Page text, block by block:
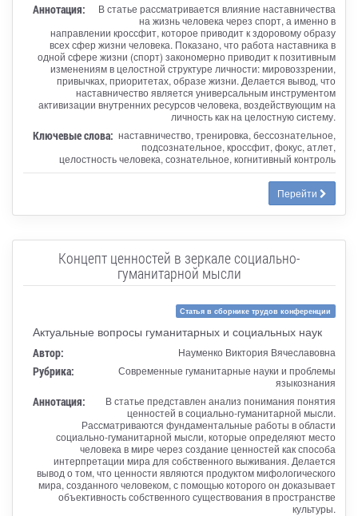
Аннотация:
В статье рассматривается влияние наставничества
на жизнь человека через спорт, а именно в
направлении кроссфит, которое приводит к здоровому образу
всех сфер жизни человека. Показано, что работа наставника в
одной сфере жизни (спорт) закономерно приводит к позитивным
изменениям в целостной структуре личности: мировоззрении,
привычках, приоритетах, образе жизни. Делается вывод, что
наставничество является универсальным инструментом
активизации внутренних ресурсов человека, воздействующим на
личность как на целостную систему.
Ключевые слова: наставничество, тренировка, бессознательное,
подсознательное, кроссфит, фокус, атлет,
целостность человека, сознательное, когнитивный контроль
Перейти
Концепт ценностей в зеркале социально-
гуманитарной мысли
Статья в сборнике трудов конференции
Актуальные вопросы гуманитарных и социальных наук
Автор: Науменко Виктория Вячеславовна
Рубрика:
Современные гуманитарные науки и проблемы
языкознания
Аннотация:
В статье представлен анализ понимания понятия
ценностей в социально-гуманитарной мысли.
Рассматриваются фундаментальные работы в области
социально-гуманитарной мысли, которые определяют место
человека в мире через создание ценностей как способа
интерпретации мира для собственного выживания. Делается
вывод о том, что ценности являются продуктом мифологического
мира, созданного человеком, с помощью которого он доказывает
объективность собственного существования в пространстве
культуры.